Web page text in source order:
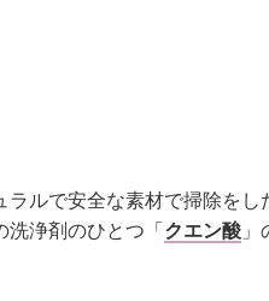
ルで安全な素材で掃除をし
浄剤のひとつ「 クエン酸